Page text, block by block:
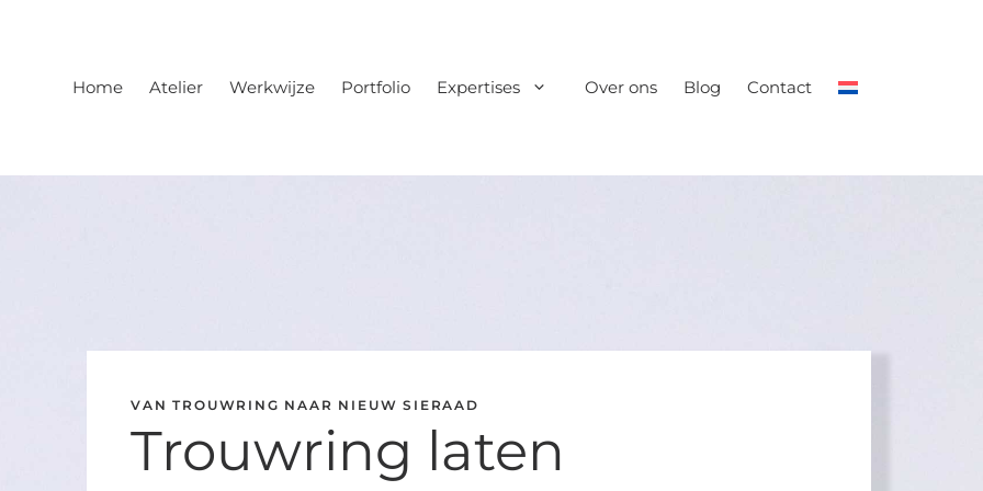
Home Atelier Werkwijze Portfolio Expertises Over ons Blog Contact
VAN TROUWRING NAAR NIEUW SIERAAD
Trouwring laten